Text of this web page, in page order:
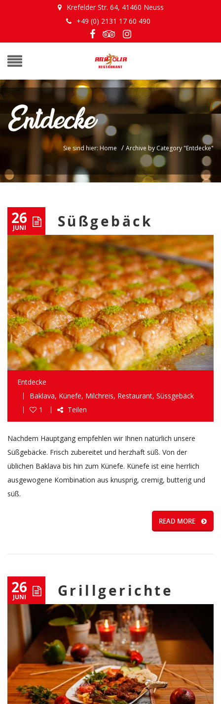
Krefelder Str. 64, 41460 Neuss
+49 (0) 2131 17 60 490
Entdecke
Sie sind hier: Home / Archive by Category "Entdecke"
26
JUNI Süßgebäck
Entdecke
Baklava, Künefe, Milchreis, Restaurant, Süssgebäck
1
Teilen
Nachdem Hauptgang empfehlen wir Ihnen natürlich unsere
Süßgebäcke. Frisch zubereitet und herzhaft süß. Von der
üblichen Baklava bis hin zum Künefe. Künefe ist eine herrlich
ausgewogene Kombination aus knusprig, cremig, butterig und
süß.
READ MORE
26
JUNI Grillgerichte